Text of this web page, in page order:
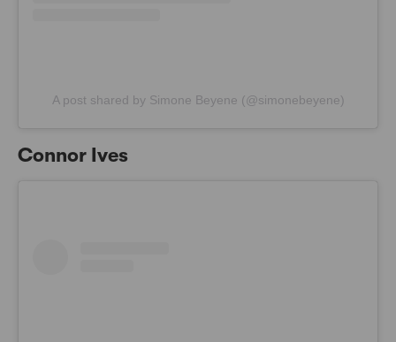
A post shared by Simone Beyene (@simonebeyene)
Connor Ives